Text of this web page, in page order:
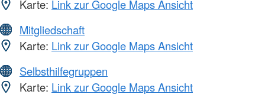
Karte: Link zur Google Maps Ansicht
Mitgliedschaft
Karte: Link zur Google Maps Ansicht
Selbsthilfegruppen
Karte: Link zur Google Maps Ansicht